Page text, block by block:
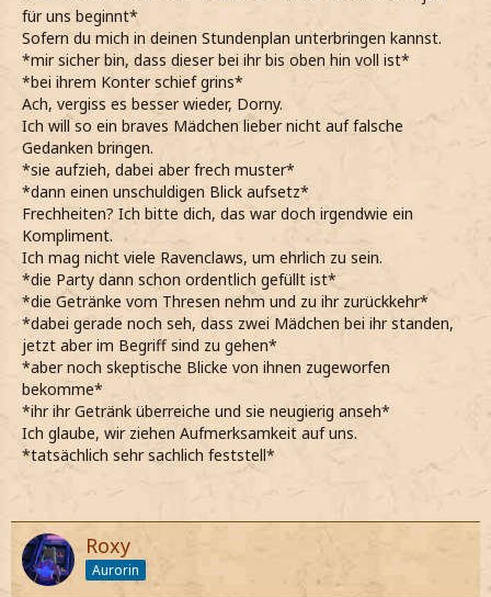
für uns beginnt*
Sofern du mich in deinen Stundenplan unterbringen kannst.
*mir sicher bin, dass dieser bei ihr bis oben hin voll ist*
*bei ihrem Konter schief grins*
Ach, vergiss es besser wieder, Dorny.
Ich will so ein braves Mädchen lieber nicht auf falsche
Gedanken bringen.
*sie aufzieh, dabei aber frech muster*
*dann einen unschuldigen Blick aufsetz*
Frechheiten? Ich bitte dich, das war doch irgendwie ein
Kompliment.
Ich mag nicht viele Ravenclaws, um ehrlich zu sein.
*die Party dann schon ordentlich gefüllt ist*
*die Getränke vom Thresen nehm und zu ihr zurückkehr*
*dabei gerade noch seh, dass zwei Mädchen bei ihr standen,
jetzt aber im Begriff sind zu gehen*
*aber noch skeptische Blicke von ihnen zugeworfen
bekomme*
*ihr ihr Getränk überreiche und sie neugierig anseh*
Ich glaube, wir ziehen Aufmerksamkeit auf uns.
*tatsächlich sehr sachlich feststell*
Roxy
Aurorin